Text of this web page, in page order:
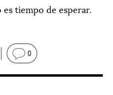
tiempo de esperar.
0